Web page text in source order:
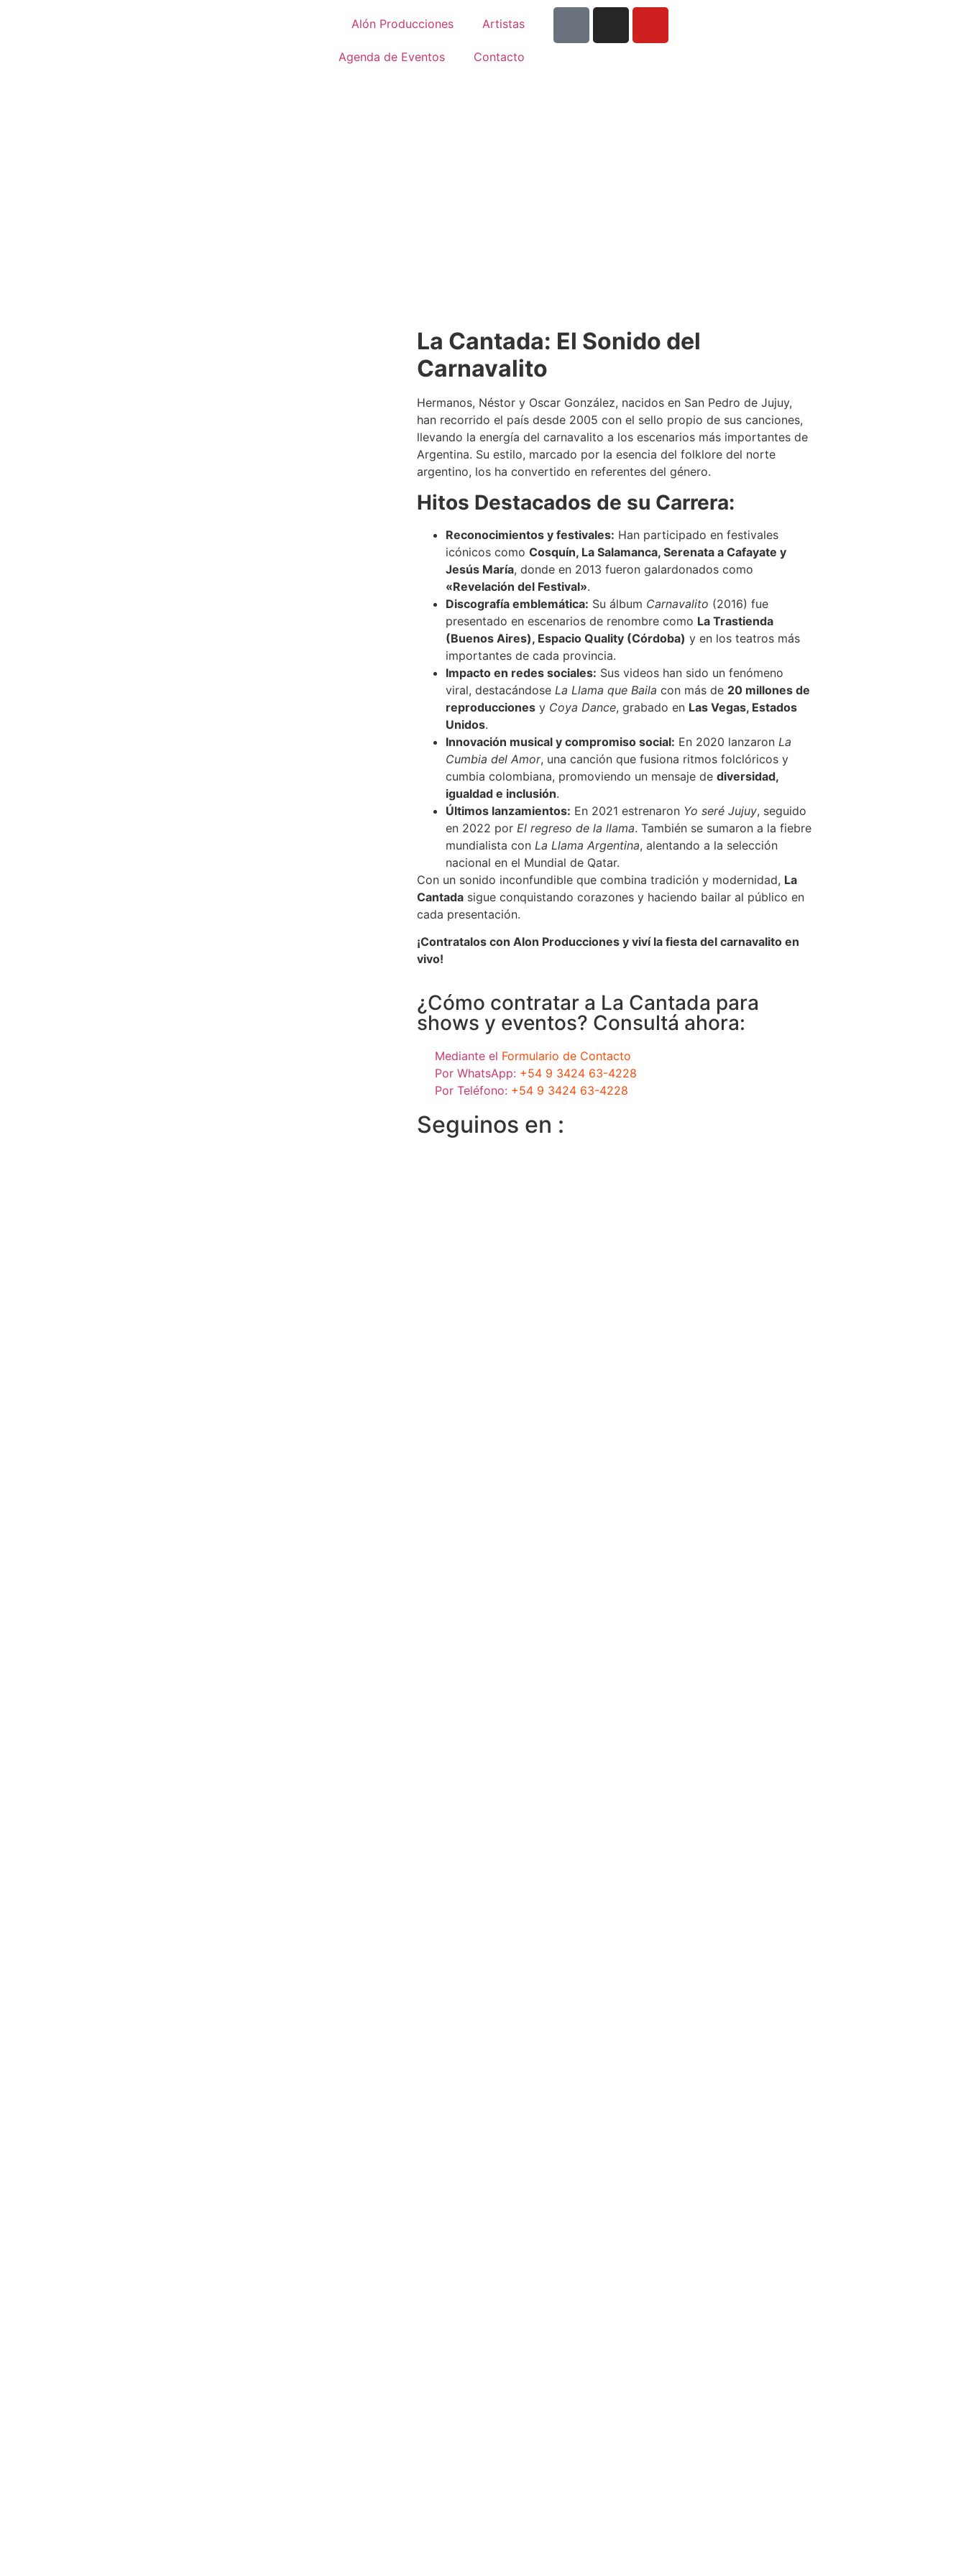
Alón Producciones Artistas
Agenda de Eventos Contacto
La Cantada: El Sonido del
Carnavalito
Hermanos, Néstor y Oscar González, nacidos en San Pedro de Jujuy,
han recorrido el país desde 2005 con el sello propio de sus canciones,
llevando la energía del carnavalito a los escenarios más importantes de
Argentina. Su estilo, marcado por la esencia del folklore del norte
argentino, los ha convertido en referentes del género.
Hitos Destacados de su Carrera:
Reconocimientos y festivales: Han participado en festivales
icónicos como Cosquín, La Salamanca, Serenata a Cafayate y
Jesús María, donde en 2013 fueron galardonados como
«Revelación del Festival».
Discografía emblemática: Su álbum Carnavalito (2016) fue
presentado en escenarios de renombre como La Trastienda
(Buenos Aires), Espacio Quality (Córdoba) y en los teatros más
importantes de cada provincia.
Impacto en redes sociales: Sus videos han sido un fenómeno
viral, destacándose La Llama que Baila con más de 20 millones de
reproducciones y Coya Dance, grabado en Las Vegas, Estados
Unidos.
Innovación musical y compromiso social: En 2020 lanzaron La
Cumbia del Amor, una canción que fusiona ritmos folclóricos y
cumbia colombiana, promoviendo un mensaje de diversidad,
igualdad e inclusión.
Últimos lanzamientos: En 2021 estrenaron Yo seré Jujuy, seguido
en 2022 por El regreso de la llama. También se sumaron a la fiebre
mundialista con La Llama Argentina, alentando a la selección
nacional en el Mundial de Qatar.
Con un sonido inconfundible que combina tradición y modernidad, La
Cantada sigue conquistando corazones y haciendo bailar al público en
cada presentación.
¡Contratalos con Alon Producciones y viví la fiesta del carnavalito en
vivo!
¿Cómo contratar a La Cantada para
shows y eventos? Consultá ahora:
Mediante el Formulario de Contacto
Por WhatsApp: +54 9 3424 63-4228
Por Teléfono: +54 9 3424 63-4228
Seguinos en :